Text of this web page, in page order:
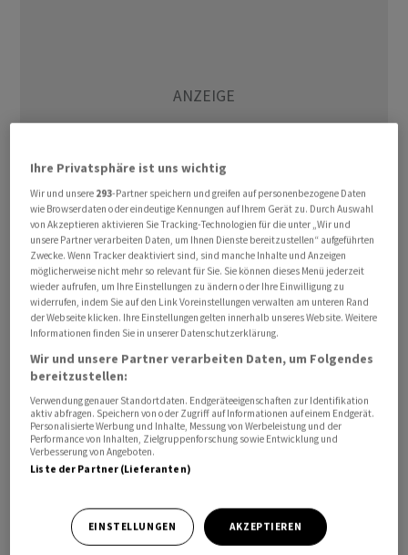
«Wir sind zufrieden mit unserer Leistung - besonders, da
es herausfordernde sechs Monate für die
Spielwarenbranche gewesen sind», sagte Lego-Chef
Niels B. Christiansen. Die Nachfrage nach Lego-
Produkten habe diejenige der Branche übertroffen,
Legos Marktanteil sei deutlich gewachsen. Die starke
Finanzlage erlaube es der Lego-Gruppe, langfristige
Investitionen zu treffen, insbesondere etwa ins Digitale,
die Nachhaltigkeit und die Produktion.
Konzernangaben Produktserien wie Lego Icons, Lego
Star Wars, Lego Technic und Lego City. Die Marke Lego
Ihre Privatsphäre ist uns wichtig
Wir und unsere 293-Partner speichern und greifen auf personenbezogene Daten
wie Browserdaten oder eindeutige Kennungen auf Ihrem Gerät zu. Durch Auswahl
von Akzeptieren aktivieren Sie Tracking-Technologien für die unter „Wir und
unsere Partner verarbeiten Daten, um Ihnen Dienste bereitzustellen“ aufgeführten
Zwecke. Wenn Tracker deaktiviert sind, sind manche Inhalte und Anzeigen
möglicherweise nicht mehr so relevant für Sie. Sie können dieses Menü jederzeit
wieder aufrufen, um Ihre Einstellungen zu ändern oder Ihre Einwilligung zu
widerrufen, indem Sie auf den Link Voreinstellungen verwalten am unteren Rand
der Webseite klicken. Ihre Einstellungen gelten innerhalb unseres Website. Weitere
Informationen finden Sie in unserer Datenschutzerklärung.
Wir und unsere Partner verarbeiten Daten, um Folgendes
bereitzustellen:
Verwendung genauer Standortdaten. Endgeräteeigenschaften zur Identifikation
aktiv abfragen. Speichern von oder Zugriff auf Informationen auf einem Endgerät.
Personalisierte Werbung und Inhalte, Messung von Werbeleistung und der
Performance von Inhalten, Zielgruppenforschung sowie Entwicklung und
Verbesserung von Angeboten.
Liste der Partner (Lieferanten)
EINSTELLUNGEN AKZEPTIEREN